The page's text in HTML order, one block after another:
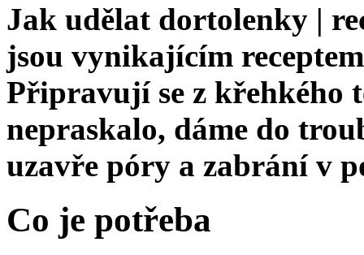
Jak udělat dortolenky |
jsou vynikajícím
Připravují se z křehkého
nepraskalo, dáme do
uzavře póry a zabrání v
Co je potřeba